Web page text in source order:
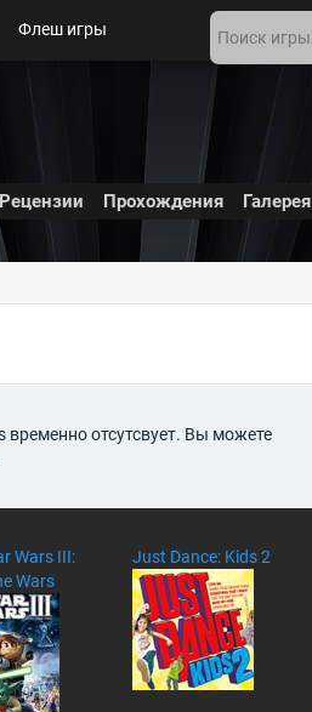
Флеш игры
Рецензии Прохождения Галерея
отсутсвует. Вы можете
Wars III:
Wars
Just Dance: Kids 2